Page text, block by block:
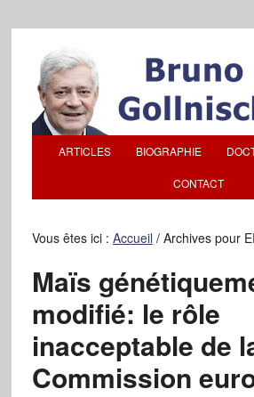
ARTICLES BIOGRAPHIE
CONTACT
Vous êtes ici : Accueil /Archives pour
Maïs
modifié: le rôle
inacceptable de
Commission